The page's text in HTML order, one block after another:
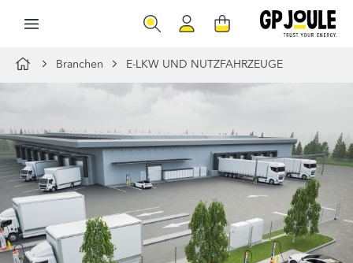
Branchen E-LKW UND NUTZFAHRZEUGE